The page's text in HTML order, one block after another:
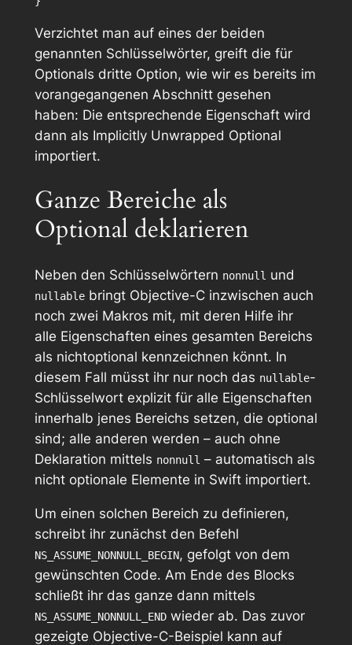
Verzichtet man auf eines der beiden
genannten Schlüsselwörter, greift die für
Optionals dritte Option, wie wir es bereits im
vorangegangenen Abschnitt gesehen
haben: Die entsprechende Eigenschaft wird
dann als Implicitly Unwrapped Optional
importiert.
Ganze Bereiche als
Optional deklarieren
Neben den Schlüsselwörtern nonnull und
nullablebringt Objective-C inzwischen auch
noch zwei Makros mit, mit deren Hilfe ihr
alle Eigenschaften eines gesamten Bereichs
als nichtoptional kennzeichnen könnt. In
diesem Fall müsst ihr nur noch das nullable-
Schlüsselwort explizit für alle Eigenschaften
innerhalb jenes Bereichs setzen, die optional
sind; alle anderen werden – auch ohne
Deklaration mittels nonnull – automatisch als
nicht optionale Elemente in Swift importiert.
Um einen solchen Bereich zu definieren,
schreibt ihr zunächst den Befehl
NS_ASSUME_NONNULL_BEGIN, gefolgt von dem
gewünschten Code. Am Ende des Blocks
schließt ihr das ganze dann mittels
NS_ASSUME_NONNULL_ENDwieder ab. Das zuvor
gezeigte Objective-C-Beispiel kann auf